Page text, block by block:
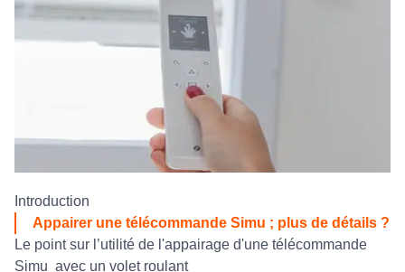
Introduction
Appairer une télécommande Simu ; plus de détails ?
Le point sur l’utilité de l'appairage d'une télécommande
Simu avec un volet roulant